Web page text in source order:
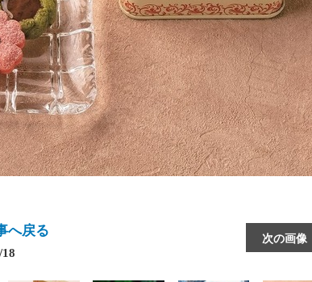
次の画像
へ戻る
18